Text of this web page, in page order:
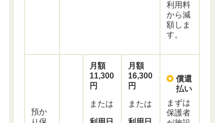
利用料
から減
額しま
す。
預か
月額
11,300
円
または
月額
16,300
円
または
償還
払い
まずは
保護者